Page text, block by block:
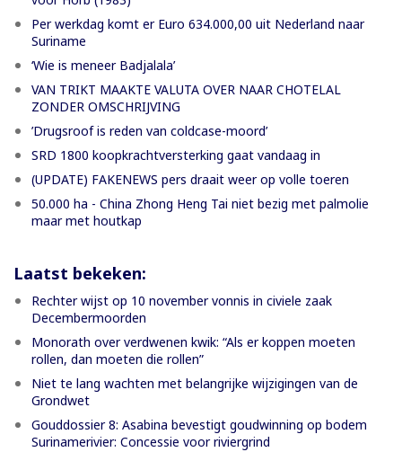
Per werkdag komt er Euro 634.000,00 uit Nederland naar
Suriname
‘Wie is meneer Badjalala’
VAN TRIKT MAAKTE VALUTA OVER NAAR CHOTELAL
ZONDER OMSCHRIJVING
’Drugsroof is reden van coldcase-moord’
SRD 1800 koopkrachtversterking gaat vandaag in
(UPDATE) FAKENEWS pers draait weer op volle toeren
50.000 ha - China Zhong Heng Tai niet bezig met palmolie
maar met houtkap
Laatst bekeken:
Rechter wijst op 10 november vonnis in civiele zaak
Decembermoorden
Monorath over verdwenen kwik: “Als er koppen moeten
rollen, dan moeten die rollen”
Niet te lang wachten met belangrijke wijzigingen van de
Grondwet
Gouddossier 8: Asabina bevestigt goudwinning op bodem
Surinamerivier: Concessie voor riviergrind